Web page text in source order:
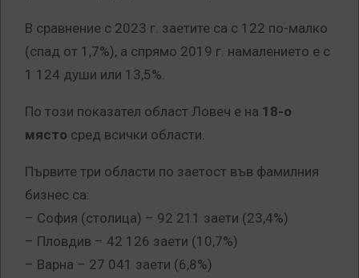
В сравнение с 2023 г. заетите са с 122 по-малко
(спад от 1,7%), а спрямо 2019 г. намалението е с
1 124 души или 13,5%.
По този показател област Ловеч е на 18-о
място сред всички области.
Първите три области по заетост във фамилния
бизнес са:
– София (столица) – 92 211 заети (23,4%)
– Пловдив – 42 126 заети (10,7%)
– Варна – 27 041 заети (6,8%)